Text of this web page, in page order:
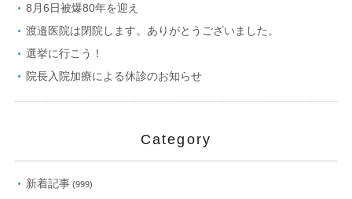
8月6日被爆80年を迎え
渡邉医院は閉院します。ありがとうございました。
選挙に行こう！
院長入院加療による休診のお知らせ
Category
新着記事(999)